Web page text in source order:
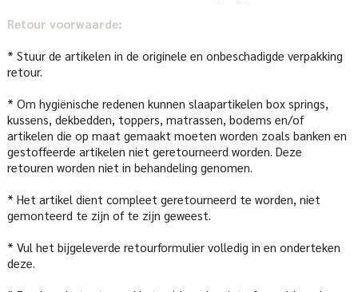
Retour voorwaarde:
* Stuur de artikelen in de originele en onbeschadigde verpakking
retour.
* Om hygiënische redenen kunnen slaapartikelen box springs,
kussens, dekbedden, toppers, matrassen, bodems en/of
artikelen die op maat gemaakt moeten worden zoals banken en
gestoffeerde artikelen niet geretourneerd worden. Deze
retouren worden niet in behandeling genomen.
* Het artikel dient compleet geretourneerd te worden, niet
gemonteerd te zijn of te zijn geweest.
* Vul het bijgeleverde retourformulier volledig in en onderteken
deze.